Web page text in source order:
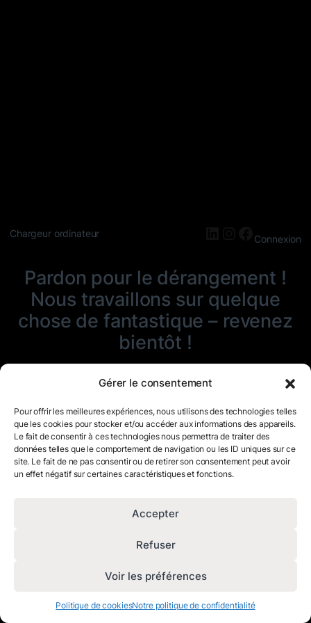
Gérer le consentement
Pour offrir les meilleures expériences, nous utilisons des technologies telles
que les cookies pour stocker et/ou accéder aux informations des appareils.
Le fait de consentir à ces technologies nous permettra de traiter des
données telles que le comportement de navigation ou les ID uniques sur ce
site. Le fait de ne pas consentir ou de retirer son consentement peut avoir
un effet négatif sur certaines caractéristiques et fonctions.
Accepter
Refuser
Voir les préférences
Politique de cookiesNotre politique de confidentialité
Chargeur ordinateur LinkedIn
Instagram
Connexion
Pardon pour le dérangement !
Nous travaillons sur quelque
chose de fantastique – revenez
bientôt !